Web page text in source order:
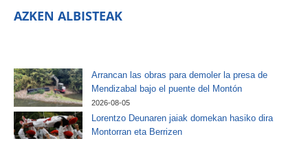
AZKEN ALBISTEAK
Arrancan las obras para demoler la presa de
Mendizabal bajo el puente del Montón
2026-08-05
Lorentzo Deunaren jaiak domekan hasiko dira
Montorran eta Berrizen